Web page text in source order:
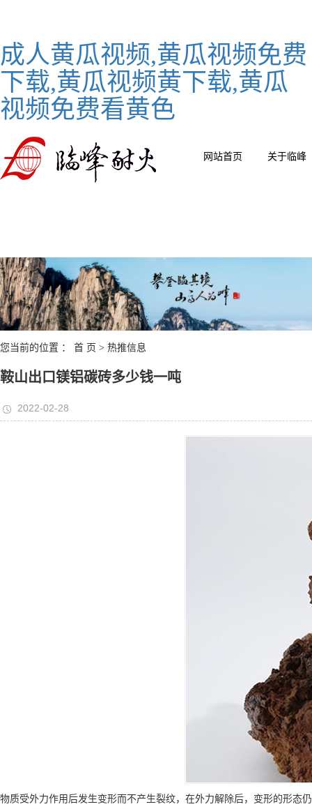
成人黄瓜视频,黄瓜视频免费
下载,黄瓜视频黄下载,黄瓜
视频免费看黄色
网站首页 关于临峰
您当前的位置 ： 首 页 > 热推信息
鞍山出口镁铝碳砖多少钱一吨
2022-02-28
物质受外力作用后发生变形而不产生裂纹，在外力解除后，变形的形态